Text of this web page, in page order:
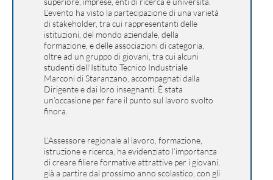
L’evento ha visto la partecipazione di una varietà
di stakeholder, tra cui rappresentanti delle
istituzioni, del mondo aziendale, della
formazione, e delle associazioni di categoria,
oltre ad un gruppo di giovani, tra cui alcuni
studenti dell’Istituto Tecnico Industriale
Marconi di Staranzano, accompagnati dalla
Dirigente e dai loro insegnanti. È stata
un’occasione per fare il punto sul lavoro svolto
finora.
L’Assessore regionale al lavoro, formazione,
istruzione e ricerca, ha evidenziato l’importanza
di creare filiere formative attrattive per i giovani,
già a partire dal prossimo anno scolastico, con gli